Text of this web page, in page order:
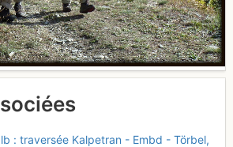
: traversée Kalpetran - Embd - Törbel,